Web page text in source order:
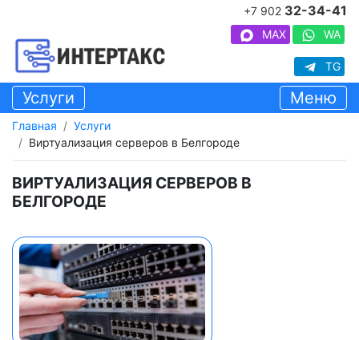
+7 902 32-34-41
MAX WA
TG
Услуги Меню
Главная
Услуги
Виртуализация серверов в Белгороде
ВИРТУАЛИЗАЦИЯ СЕРВЕРОВ В
БЕЛГОРОДЕ